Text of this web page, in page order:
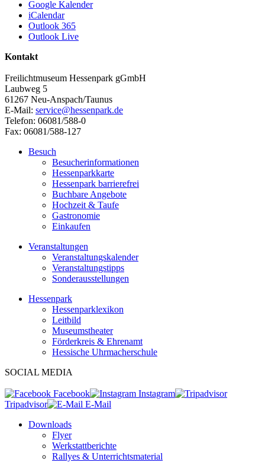
Google Kalender
iCalendar
Outlook 365
Outlook Live
Kontakt
Freilichtmuseum Hessenpark gGmbH
Laubweg 5
61267 Neu-Anspach/Taunus
E-Mail: service@hessenpark.de
Telefon: 06081/588-0
Fax: 06081/588-127
Besuch
Besucherinformationen
Hessenparkkarte
Hessenpark barrierefrei
Buchbare Angebote
Hochzeit & Taufe
Gastronomie
Einkaufen
Veranstaltungen
Veranstaltungskalender
Veranstaltungstipps
Sonderausstellungen
Hessenpark
Hessenparklexikon
Leitbild
Museumstheater
Förderkreis & Ehrenamt
Hessische Uhrmacherschule
SOCIAL MEDIA
Facebook
Instagram
Tripadvisor
E-Mail
Downloads
Flyer
Werkstattberichte
Rallyes & Unterrichtsmaterial